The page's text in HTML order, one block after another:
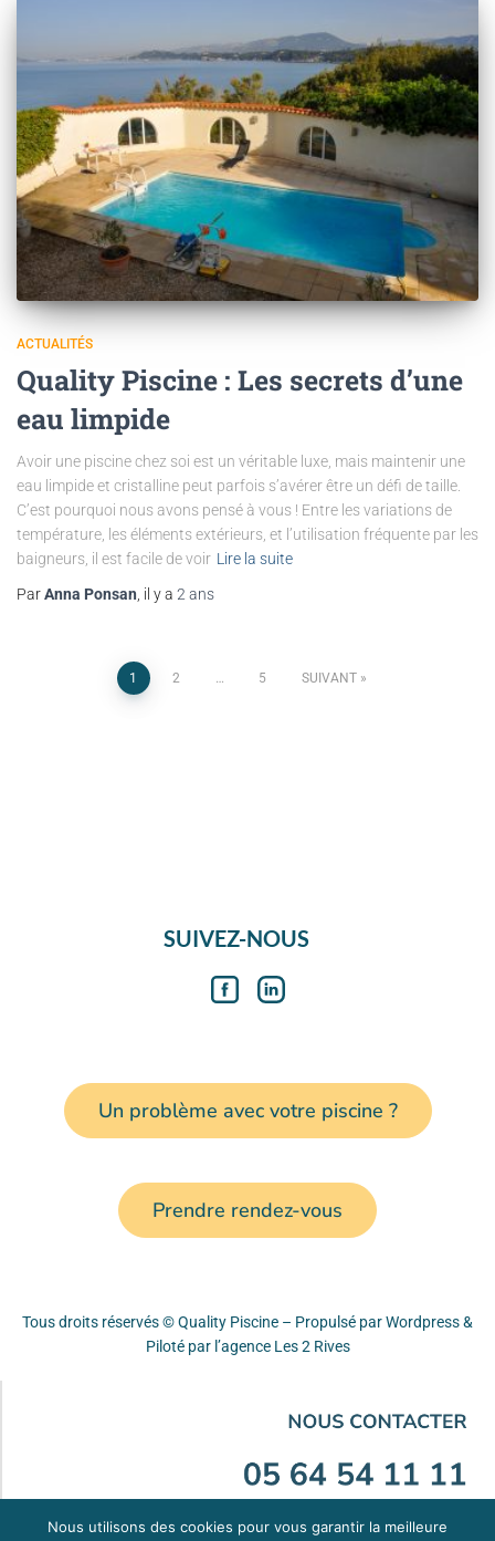
ACTUALITÉS
Quality Piscine : Les secrets d’une
eau limpide
Avoir une piscine chez soi est un véritable luxe, mais maintenir une
eau limpide et cristalline peut parfois s’avérer être un défi de taille.
C’est pourquoi nous avons pensé à vous ! Entre les variations de
température, les éléments extérieurs, et l’utilisation fréquente par les
baigneurs, il est facile de voir Lire la suite
ParAnna Ponsan , il y a 2 ans
1 2 … 5 SUIVANT
SUIVEZ-NOUS
Un problème avec votre piscine ?
Prendre rendez-vous
Tous droits réservés © Quality Piscine – Propulsé par Wordpress &
Piloté par l’agence Les 2 Rives
Nous utilisons des cookies pour vous garantir la meilleure